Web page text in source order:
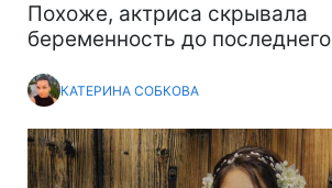
Похоже, актриса скрывала
беременность до последнего
КАТЕРИНА СОБКОВА